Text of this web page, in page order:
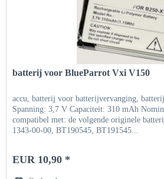
batterij voor BlueParrot Vxi V150
accu, batterij voor batterijvervanging,
Spanning: 3,7 V Capaciteit: 310 mAh
compatibel met: de volgende originele
1343-00-00, BT190545, BT191545...
EUR 10,90 *